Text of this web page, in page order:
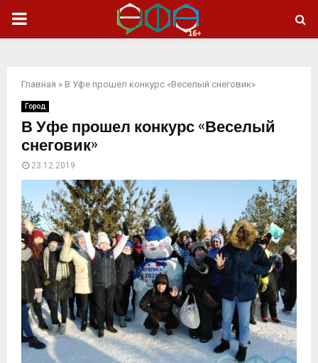
ОСНОВНОЕ
Главная » В Уфе прошел конкурс «Веселый снеговик»
Город
В Уфе прошел конкурс «Веселый
снеговик»
23.12.2019